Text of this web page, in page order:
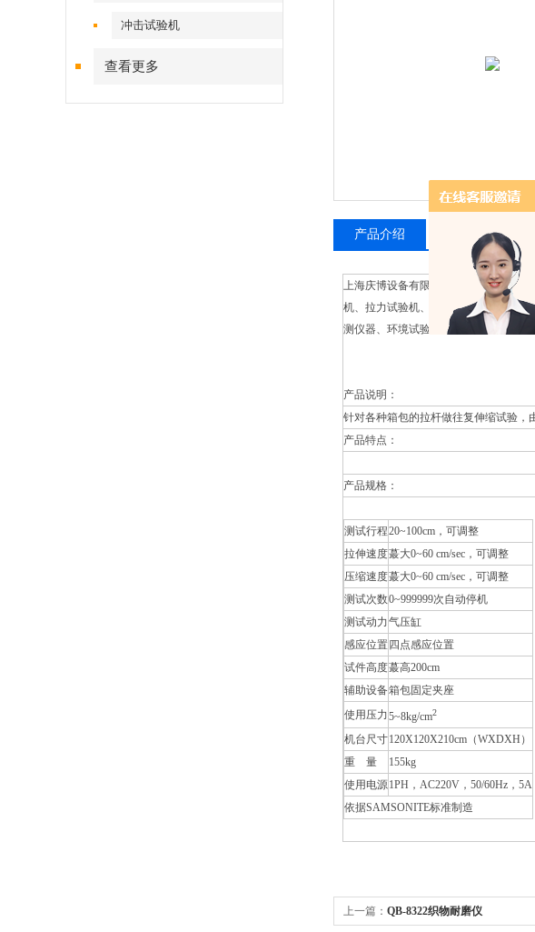
冲击试验机
查看更多
产品介绍 相关产品
上海庆博设备有限公司致力于力学检测
机、拉力试验机、冲击试验机、硬度计
测仪器、环境试验箱、建筑交通检测仪
产品说明：
针对各种箱包的拉杆做往复伸缩试验，
产品特点：
产品规格：
测试行程20~100cm，可调整
拉伸速度蕞大0~60 cm/sec，可调整
压缩速度蕞大0~60 cm/sec，可调整
测试次数0~999999次自动停机
测试动力气压缸
感应位置 四点感应位置
试件高度蕞高200cm
辅助设备箱包固定夹座
使用压力5~8kg/cm2
机台尺寸120X120X210cm（WXDXH）
重 量
155kg
使用电源1PH，AC220V，50/60Hz，5A
依据SAMSONITE标准制造
上一篇： QB-8322织物耐磨仪